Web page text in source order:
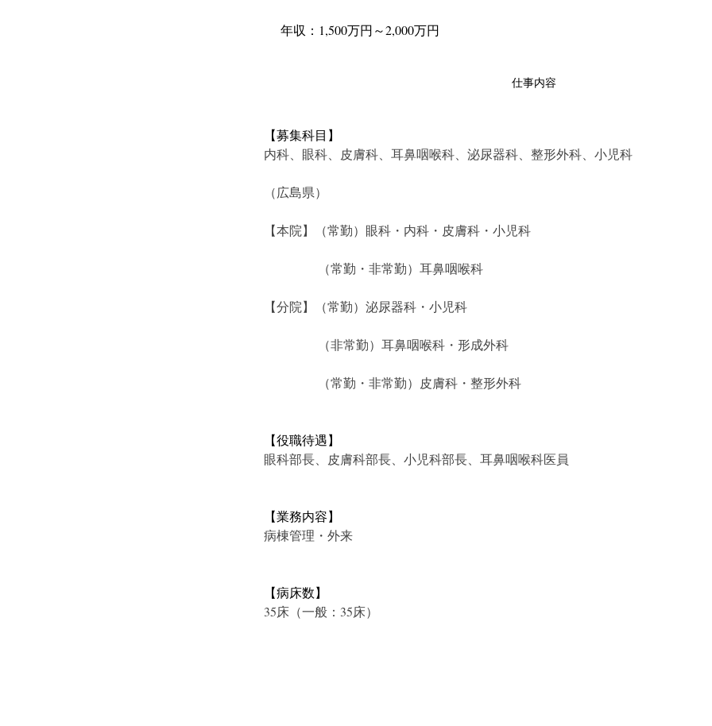
年収：1,500万円～2,000万円
仕事内容
【募集科目】
内科、眼科、皮膚科、耳鼻咽喉科、泌尿器科、整形外科、小児科
（広島県）
【本院】（常勤）眼科・内科・皮膚科・小児科
（常勤・非常勤）耳鼻咽喉科
【分院】（常勤）泌尿器科・小児科
（非常勤）耳鼻咽喉科・形成外科
（常勤・非常勤）皮膚科・整形外科
【役職待遇】
眼科部長、皮膚科部長、小児科部長、耳鼻咽喉科医員
【業務内容】
病棟管理・外来
【病床数】
35床（一般：35床）